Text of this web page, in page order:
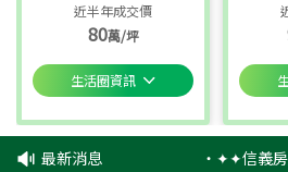
近半年成交價
80萬/坪
生活圈資訊
最新消息 ‧✦✦信義房